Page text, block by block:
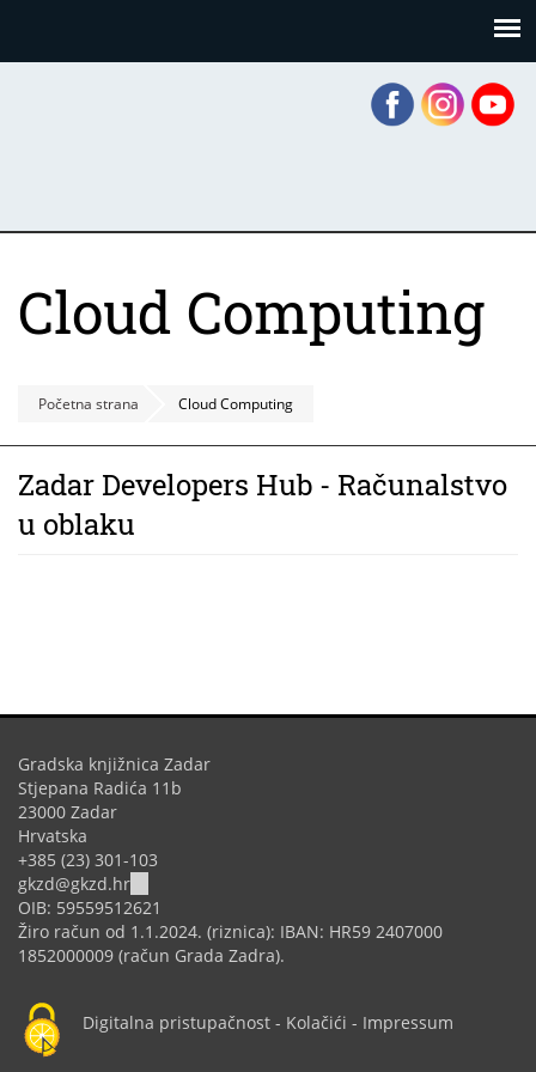
Cloud Computing
Početna strana Cloud Computing
Zadar Developers Hub - Računalstvo
u oblaku
Gradska knjižnica Zadar
Stjepana Radića 11b
23000 Zadar
Hrvatska
+385 (23) 301-103
gkzd@gkzd.hr
sends
e-
mail)
OIB: 59559512621
Žiro račun od 1.1.2024. (riznica): IBAN: HR59 2407000
1852000009 (račun Grada Zadra).
Digitalna pristupačnost - Kolačići - Impressum